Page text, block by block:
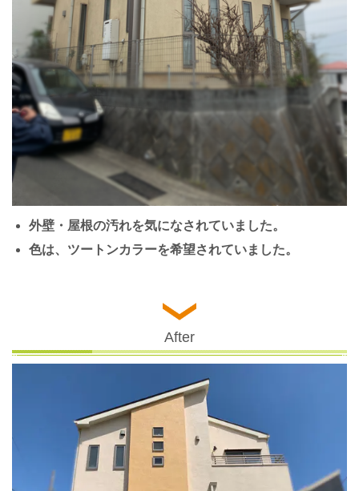
外壁・屋根の汚れを気になされていました。
色は、ツートンカラーを希望されていました。
After